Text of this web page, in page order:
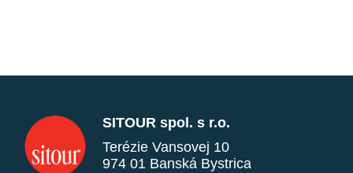
SITOUR spol. s r.o.
Terézie Vansovej 10
974 01 Banská Bystrica